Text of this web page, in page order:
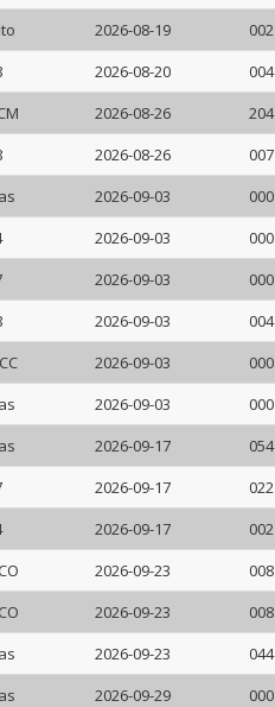
2026-08-19 002
2026-08-20 004
2026-08-26 204
2026-08-26 007
2026-09-03 000
2026-09-03 000
2026-09-03 000
2026-09-03 004
2026-09-03 000
2026-09-03 000
2026-09-17 054
2026-09-17 022
2026-09-17 002
2026-09-23 008
2026-09-23 008
2026-09-23 044
2026-09-29 000